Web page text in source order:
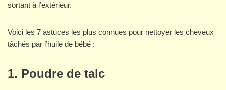
sortant à l’extérieur.
Voici les 7 astuces les plus connues pour nettoyer les cheveux
tâchés par l’huile de bébé :
1. Poudre de talc